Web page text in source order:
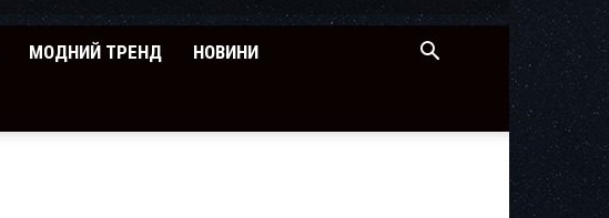
МОДНИЙ ТРЕНД НОВИНИ